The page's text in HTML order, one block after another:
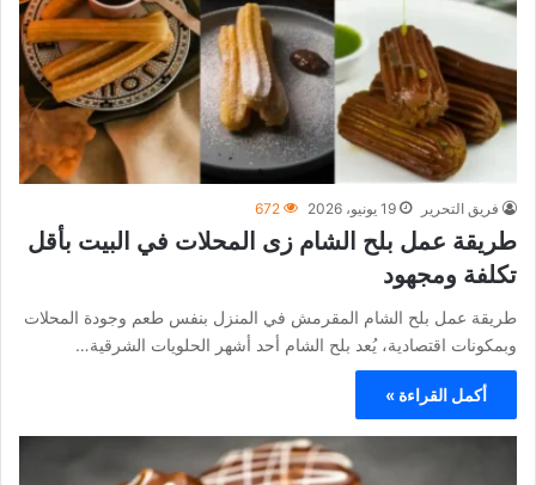
فريق التحرير 19 يونيو، 2026 672
طريقة عمل بلح الشام زى المحلات في البيت بأقل
تكلفة ومجهود
طريقة عمل بلح الشام المقرمش في المنزل بنفس طعم وجودة المحلات
وبمكونات اقتصادية، يُعد بلح الشام أحد أشهر الحلويات الشرقية…
أكمل القراءة »